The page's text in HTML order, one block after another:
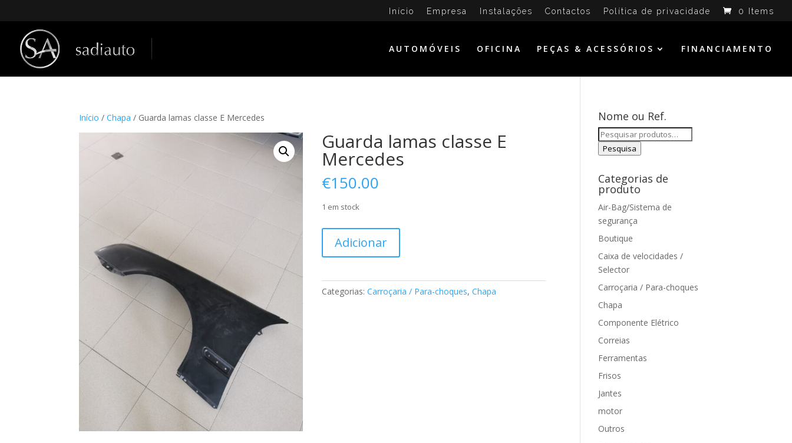
Início Empresa Instalações Contactos Política de privacidade 0 Items
AUTOMÓVEIS OFICINA PEÇAS & ACESSÓRIOS FINANCIAMENTO
Início /Chapa / Guarda lamas classe E Mercedes
Guarda lamas classe E
Mercedes
€150.00
1 em stock
Guarda
classe
Adicionar
Categorias:Carroçaria / Para-choques,Chapa
Nome ou Ref.
Pesquisar
por:
Pesquisa
Categorias de
produto
Air-Bag/Sistema de
segurança
Boutique
Caixa de velocidades /
Selector
Carroçaria / Para-choques
Chapa
Componente Elétrico
Correias
Ferramentas
Frisos
Jantes
motor
Outros